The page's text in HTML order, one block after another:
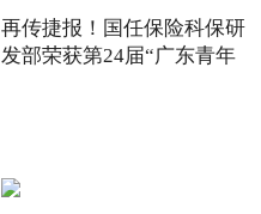
再传捷报！国任保险科保研
发部荣获第24届“广东青年